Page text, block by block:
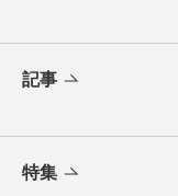
記事
特集